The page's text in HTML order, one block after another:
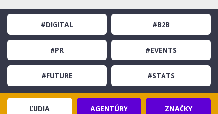
#DIGITAL #B2B
#PR #EVENTS
#FUTURE #STATS
ĽUDIA AGENTÚRY ZNAČKY